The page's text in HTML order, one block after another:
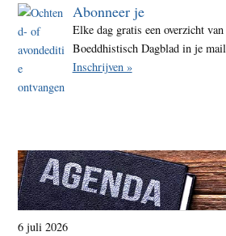
Abonneer je
Elke dag gratis een overzicht
Boeddhistisch Dagblad in je
Inschrijven »
6 juli 2026